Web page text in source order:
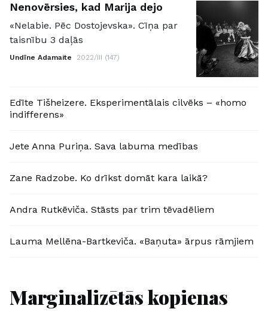
Nenovērsies, kad Marija dejo
«Nelabie. Pēc Dostojevska». Cīņa par
taisnību 3 daļās
Undīne Adamaite 2022/III (147)
Edīte Tišheizere. Eksperimentālais cilvēks – «homo
indifferens»
Jete Anna Puriņa. Sava labuma medības
Zane Radzobe. Ko drīkst domāt kara laikā?
Andra Rutkēviča. Stāsts par trim tēvadēliem
Lauma Mellēna-Bartkeviča. «Baņuta» ārpus rāmjiem
Marginalizētās kopienas